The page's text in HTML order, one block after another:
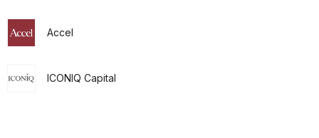
Accel
ICONIQ Capital